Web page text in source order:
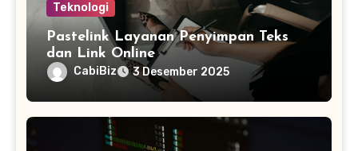
Teknologi
Pastelink Layanan Penyimpan Teks
dan Link Online
CabiBiz 3 Desember 2025